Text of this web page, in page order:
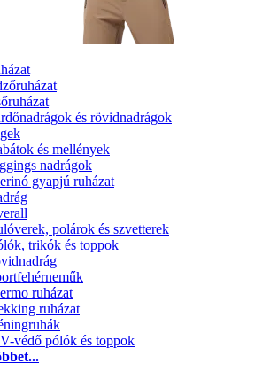
és rövidnadrágok
és mellények
nadrágok
gyapjú ruházat
polárok és szvetterek
trikók és toppok
ruházat
ruházat
védő pólók és toppok